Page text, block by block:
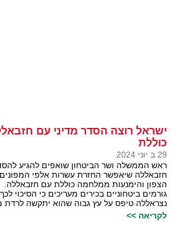
ישראל רוצה הסדר מדיני עם
כוללת
29 ב יוני 2024
ראש הממשלה ושר הביטחון שואפים להגיע
חזבאללה שיאפשר החזרת עשרות אלפי
הצפון והימנעות ממלחמה כוללת עם חזבאללה.
גורמים ביטחוניים בכירים מעריכים כי הסיכוי
נצראללה טיפס על עץ גבוה שהוא יתקשה לרדת
לקריאה >>